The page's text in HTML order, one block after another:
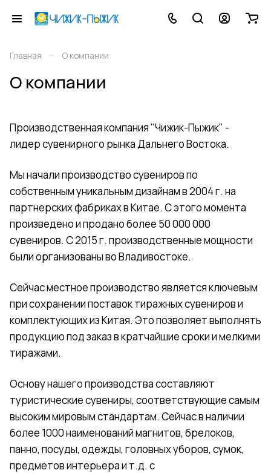
Главная – О компании
О компании
Производственная компания "Чижик-Пыжик" -
лидер сувенирного рынка Дальнего Востока.
Мы начали производство сувениров по
собственным уникальным дизайнам в 2004 г. на
партнерских фабриках в Китае. С этого момента
произведено и продано более 50 000 000
сувениров. С 2015 г. производственные мощности
были организованы во Владивостоке.
Сейчас местное производство является ключевым
при сохранении поставок тиражных сувениров и
комплектующих из Китая. Это позволяет выполнять
продукцию под заказ в кратчайшие сроки и мелкими
тиражами.
Основу нашего производства составляют
туристические сувениры, соответствующие самым
высоким мировым стандартам. Сейчас в наличии
более 1000 наименований магнитов, брелоков,
панно, посуды, одежды, головных уборов, сумок,
предметов интерьера и т.д. с